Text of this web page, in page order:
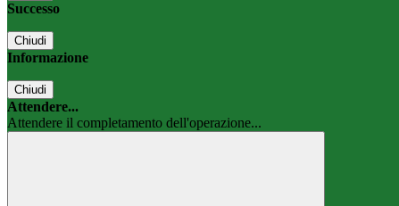
Successo
Chiudi
Informazione
Chiudi
Attendere...
Attendere il completamento dell'operazione...